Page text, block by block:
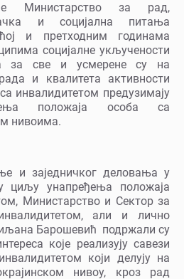
Министарство за рад,
и социјална питања
и претходним годинама
социјалне укључености
за све и усмерене су на
и квалитета активности
инвалидитетом предузимају
положаја особа са
нивоима.
и заједничког деловања у
циљу унапређења положаја
Министарство и Сектор за
али и лично
Барошевић подржали су
које реализују савези
који делују на
нивоу, кроз рад